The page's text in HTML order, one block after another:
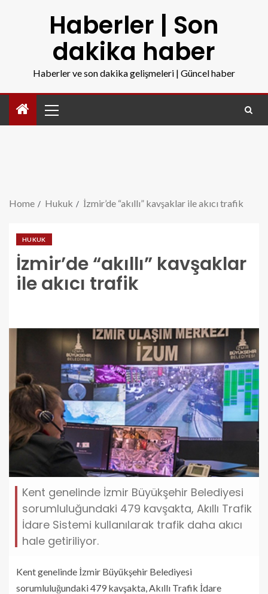
Haberler | Son
dakika haber
Haberler ve son dakika gelişmeleri | Güncel haber
Home Hukuk İzmir’de “akıllı” kavşaklar ile akıcı trafik
HUKUK
İzmir’de “akıllı” kavşaklar
ile akıcı trafik
Kent genelinde İzmir Büyükşehir Belediyesi
sorumluluğundaki 479 kavşakta, Akıllı Trafik
İdare Sistemi kullanılarak trafik daha akıcı
hale getiriliyor.
Kent genelinde İzmir Büyükşehir Belediyesi
sorumluluğundaki 479 kavşakta, Akıllı Trafik İdare